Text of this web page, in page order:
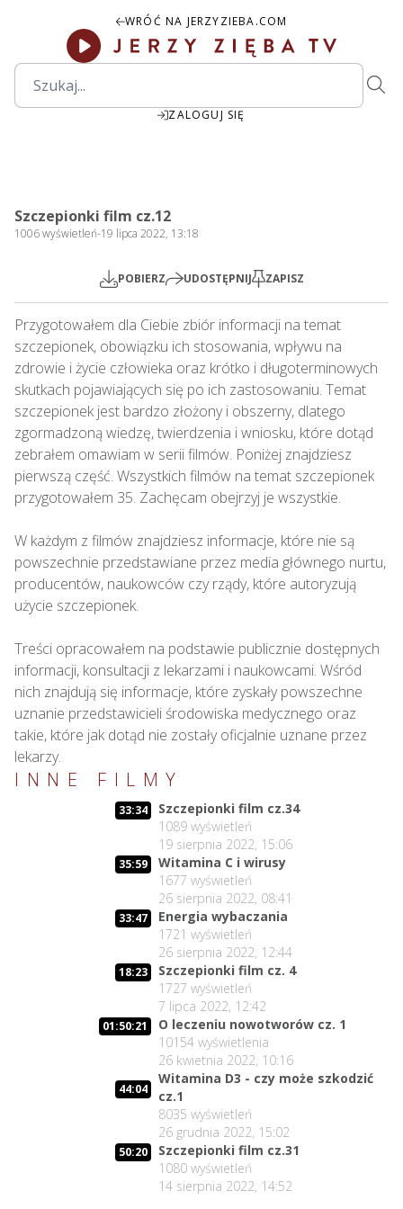
WRÓĆ NA JERZYZIEBA.COM
ZALOGUJ SIĘ
Szczepionki film cz.12
1006wyświetleń-19 lipca 2022, 13:18
POBIERZ UDOSTĘPNIJ ZAPISZ
Przygotowałem dla Ciebie zbiór informacji na temat
szczepionek, obowiązku ich stosowania, wpływu na
zdrowie i życie człowieka oraz krótko i długoterminowych
skutkach pojawiających się po ich zastosowaniu. Temat
szczepionek jest bardzo złożony i obszerny, dlatego
zgormadzoną wiedzę, twierdzenia i wniosku, które dotąd
zebrałem omawiam w serii filmów. Poniżej znajdziesz
pierwszą część. Wszystkich filmów na temat szczepionek
przygotowałem 35. Zachęcam obejrzyj je wszystkie.
W każdym z filmów znajdziesz informacje, które nie są
powszechnie przedstawiane przez media głównego nurtu,
producentów, naukowców czy rządy, które autoryzują
użycie szczepionek.
Treści opracowałem na podstawie publicznie dostępnych
informacji, konsultacji z lekarzami i naukowcami. Wśród
nich znajdują się informacje, które zyskały powszechne
uznanie przedstawicieli środowiska medycznego oraz
takie, które jak dotąd nie zostały oficjalnie uznane przez
lekarzy.
INNE FILMY
33:34
Szczepionki film cz.34
1089 wyświetleń
19 sierpnia 2022, 15:06
35:59
Witamina C i wirusy
1677 wyświetleń
26 sierpnia 2022, 08:41
33:47
Energia wybaczania
1721 wyświetleń
26 sierpnia 2022, 12:44
18:23
Szczepionki film cz. 4
1727 wyświetleń
7 lipca 2022, 12:42
01:50:21
O leczeniu nowotworów cz. 1
10154 wyświetlenia
26 kwietnia 2022, 10:16
44:04
Witamina D3 - czy może szkodzić
cz.1
8035 wyświetleń
26 grudnia 2022, 15:02
50:20
Szczepionki film cz.31
1080 wyświetleń
14 sierpnia 2022, 14:52